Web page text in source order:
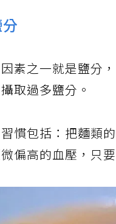
素之一就是鹽分
取過多鹽分。
慣包括：把麵類
偏高的血壓，只